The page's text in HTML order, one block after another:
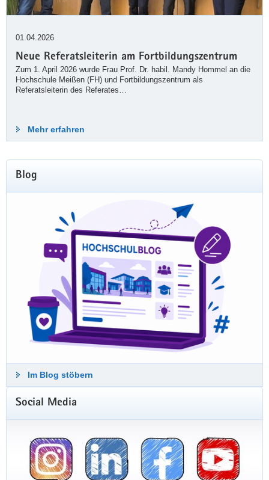
Für den Studienbeginn 2026
bewerben!
Einstellungsbehörden!
Weiterlesen
Wir sind eine
familiengerechte Hochschule
01.04.2026
Neue Referatsleiterin am Fortbildungszentrum
Zum 1. April 2026 wurde Frau Prof. Dr. habil. Mandy Hommel an die
Hochschule Meißen (FH) und Fortbildungszentrum als
Referatsleiterin des Referates…
Mehr erfahren
Blog
Im Blog stöbern
Social Media